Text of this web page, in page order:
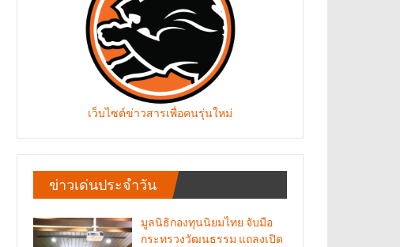
เว็บไซต์ข่าวสารเพื่อคนรุ่นใหม่
ข่าวเด่นประจำวัน
มูลนิธิกองทุนนิยมไทย จับมือ
กระทรวงวัฒนธรรม แถลงเปิด